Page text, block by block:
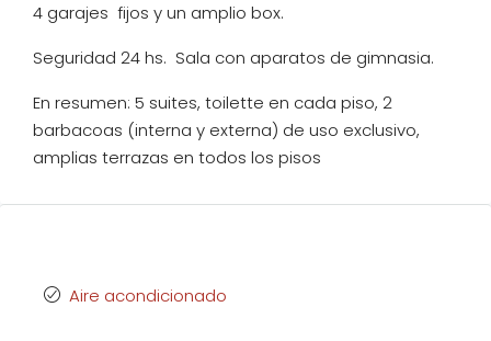
4 garajes fijos y un amplio box.
Seguridad 24 hs. Sala con aparatos de gimnasia.
En resumen: 5 suites, toilette en cada piso, 2
barbacoas (interna y externa) de uso exclusivo,
amplias terrazas en todos los pisos
Aire acondicionado